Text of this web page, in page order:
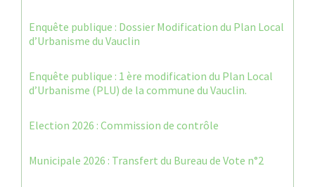
Enquête publique : Dossier Modification du Plan Local
d’Urbanisme du Vauclin
Enquête publique : 1 ère modification du Plan Local
d’Urbanisme (PLU) de la commune du Vauclin.
Election 2026 : Commission de contrôle
Municipale 2026 : Transfert du Bureau de Vote n°2